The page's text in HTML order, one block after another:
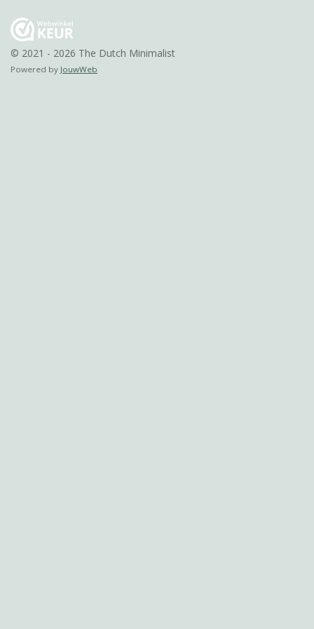
© 2021 - 2026 The Dutch Minimalist
Powered by JouwWeb